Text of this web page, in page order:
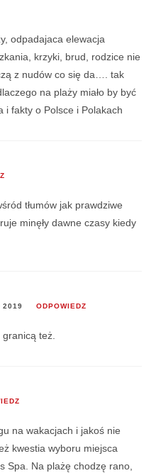
odpadajaca elewacja
krzyki, brud, rodzice nie
z nudów co się da…. tak
na plaży miało by być
i fakty o Polsce i Polakach
tłumów jak prawdziwe
minęły dawne czasy kiedy
2019 ODPOWIEDZ
też.
na wakacjach i jakoś nie
kwestia wyboru miejsca
Spa. Na plażę chodzę rano,